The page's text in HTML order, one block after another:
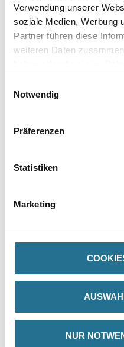
Verwendung unserer
soziale Medien, Werbung
Partner führen diese
weiteren Daten
Notwendig
Präferenzen
Statistiken
Marketing
NUR
Zur Farbauswahl für
- Guter Schutz vor Feuchtigkeit
- Hohe Füllkraft
- Hohes Deckvermögen auf
- Strapazierfähige Oberfläche